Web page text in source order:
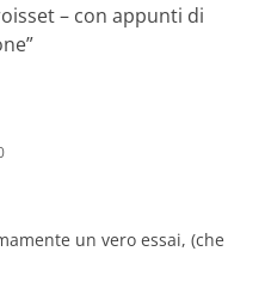
– con appunti di
”
un vero essai, (che